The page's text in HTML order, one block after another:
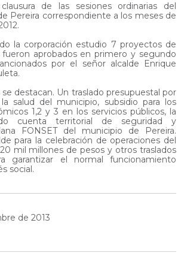
de las sesiones ordinarias del
Pereira correspondiente a los meses de
la corporación estudio 7 proyectos de
fueron aprobados en primero y segundo
por el señor alcalde Enrique
destacan. Un traslado presupuestal por
salud del municipio, subsidio para los
1,2 y 3 en los servicios públicos, la
cuenta territorial de seguridad y
FONSET del municipio de Pereira.
para la celebración de operaciones del
mil millones de pesos y otros traslados
garantizar el normal funcionamiento
social.
de 2013